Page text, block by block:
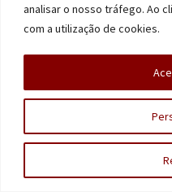
analisar o nosso tráfego. Ao
com a utilização de cookies.
© 2026